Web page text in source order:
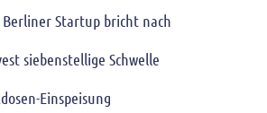
Startup bricht nach
siebenstellige Schwelle
Einspeisung